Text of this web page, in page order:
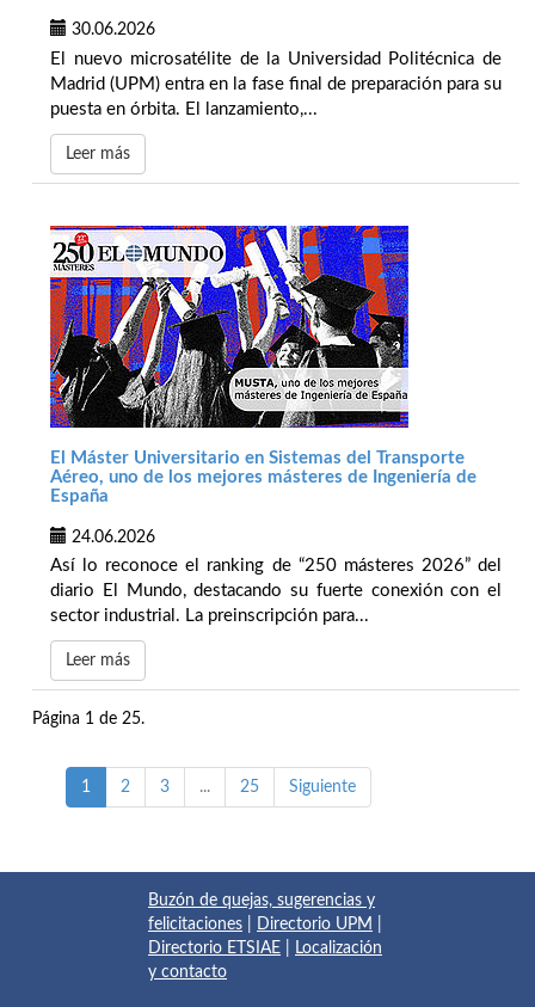
30.06.2026
El nuevo microsatélite de la Universidad Politécnica de
Madrid (UPM) entra en la fase final de preparación para su
puesta en órbita. El lanzamiento,...
Leer más
El Máster Universitario en Sistemas del Transporte
Aéreo, uno de los mejores másteres de Ingeniería de
España
24.06.2026
Así lo reconoce el ranking de “250 másteres 2026” del
diario El Mundo, destacando su fuerte conexión con el
sector industrial. La preinscripción para...
Leer más
Página 1 de 25.
1 2 3 ... 25 Siguiente
Buzón de quejas, sugerencias y
felicitaciones
Directorio UPM
Directorio ETSIAE
Localización
y contacto